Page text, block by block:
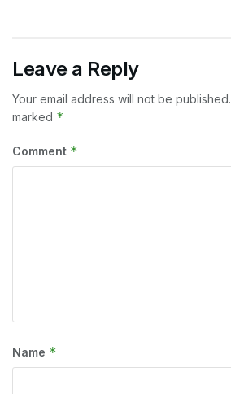
Leave a Reply
Your email address will not be published.
marked *
Comment *
Name *